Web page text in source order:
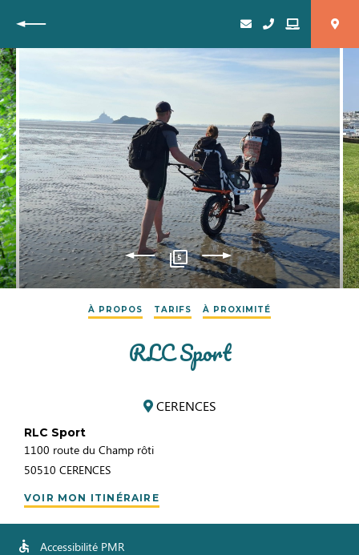
Retour
5
À PROPOS TARIFS À PROXIMITÉ
RLC Sport
CERENCES
RLC Sport
1100 route du Champ rôti
50510 CERENCES
VOIR MON ITINÉRAIRE
Accessibilité PMR